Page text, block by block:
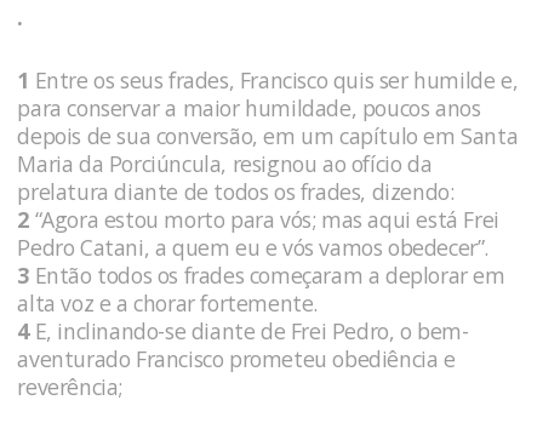
.
1 Entre os seus frades, Francisco quis ser humilde e,
para conservar a maior humildade, poucos anos
depois de sua conversão, em um capítulo em Santa
Maria da Porciúncula, resignou ao ofício da
prelatura diante de todos os frades, dizendo:
2 “Agora estou morto para vós; mas aqui está Frei
Pedro Catani, a quem eu e vós vamos obedecer”.
3 Então todos os frades começaram a deplorar em
alta voz e a chorar fortemente.
4E, inclinando-se diante de Frei Pedro, o bem-
aventurado Francisco prometeu obediência e
reverência;